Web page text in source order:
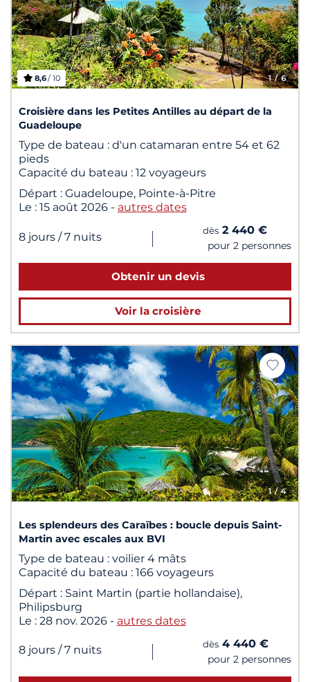
1/ 6
8,6/ 10
Croisière dans les Petites Antilles au départ de la
Guadeloupe
Type de bateau : d'un catamaran entre 54 et 62
pieds
Capacité du bateau : 12 voyageurs
Départ : Guadeloupe, Pointe-à-Pitre
Le : 15 août 2026 - autres dates
8 jours / 7 nuits | dès 2 440 €
pour 2 personnes
Obtenir un devis
Voir la croisière
1/ 4
Les splendeurs des Caraïbes : boucle depuis Saint-
Martin avec escales aux BVI
Type de bateau : voilier 4 mâts
Capacité du bateau : 166 voyageurs
Départ : Saint Martin (partie hollandaise),
Philipsburg
Le : 28 nov. 2026 - autres dates
8 jours / 7 nuits | dès 4 440 €
pour 2 personnes